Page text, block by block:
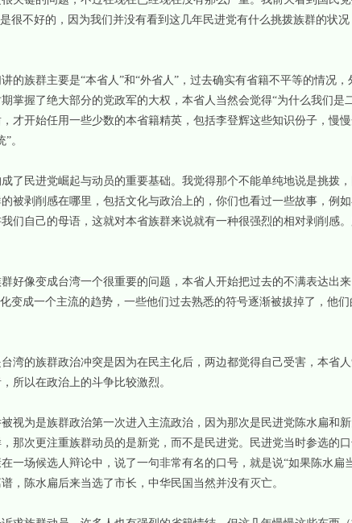
很不好的，因为我们并没有看到这几年民进党有什么挑拨族群的状
族群主要是“本省人”和“外省人”，过去确实有省籍不平等的情况，
掌握了绝大部分的党政军的大权，本省人当然会觉得“为什么我们是
才开始任用一些少数的本省籍精英，包括李登辉这些知识份子，慢
。
民进党崛起与动员的重要基础。我觉得那个不能单纯地说是挑拨
被剥削感在哪里，包括文化与政治上的，你们也看过一些故事，例
们自己的母语，这就对本省族群来说就有一种很强烈的相对剥削感
像变成台湾一个很重要的问题，本省人开始把过去的不满表达出来
变成一个主流的趋势，一些他们过去熟悉的符号逐渐被拔掉了，他
的族群政治冲突是因为在民主化后，两边都觉得自己受害，本省
所以在政治上的斗争比较激烈。
为是族群政治第一次进入主流政治，因为那次是民进党陈水扁和
那次更注重族群动员的是新党，而不是民进党。民进党当时参选的
一场候选人辩论中，说了一句非常有名的口号，就是说“如果陈水扁
，陈水扁后来当选了市长，中华民国当然并没有灭亡。